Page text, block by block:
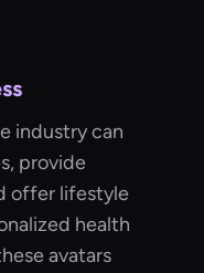
industry can
provide
offer lifestyle
health
avatars